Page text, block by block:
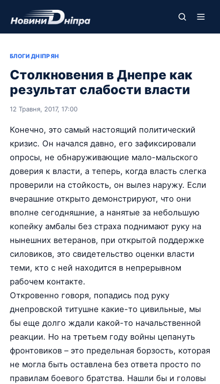
БЛОГИ ДНІПРЯН
Столкновения в Днепре как
результат слабости власти
12 Травня, 2017, 17:00
Конечно, это самый настоящий политический
кризис. Он начался давно, его зафиксировали
опросы, не обнаруживающие мало-мальского
доверия к власти, а теперь, когда власть слегка
проверили на стойкость, он вылез наружу. Если
вчерашние открыто демонстрируют, что они
вполне сегодняшние, а нанятые за небольшую
копейку амбалы без страха поднимают руку на
нынешних ветеранов, при открытой поддержке
силовиков, это свидетельство оценки власти
теми, кто с ней находится в непрерывном
рабочем контакте.
Откровенно говоря, попадись под руку
днепровской титушне какие-то цивильные, мы
бы еще долго ждали какой-то начальственной
реакции. Но на третьем году войны цепануть
фронтовиков – это предельная борзость, которая
не могла быть оставлена без ответа просто по
правилам боевого братства. Нашли бы и головы